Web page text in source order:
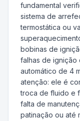
fundamental
sistema de
termostática ou
bobinas de
falhas de ignição
automático de 4
atenção: ele é
troca de fluido e
falta de
patinação ou até